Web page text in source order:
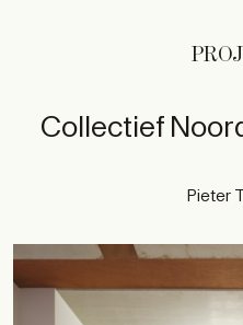
Collectief
Pieter